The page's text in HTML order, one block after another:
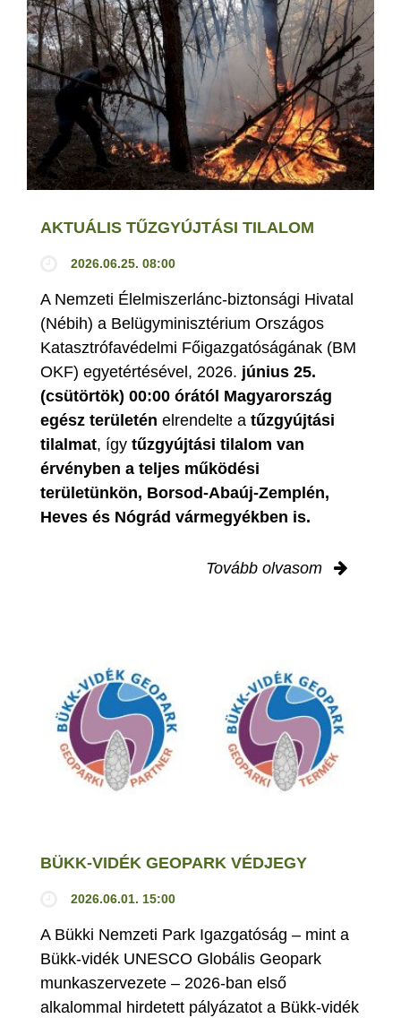
AKTUÁLIS TŰZGYÚJTÁSI TILALOM
2026.06.25. 08:00
A Nemzeti Élelmiszerlánc-biztonsági Hivatal
(Nébih) a Belügyminisztérium Országos
Katasztrófavédelmi Főigazgatóságának (BM
OKF) egyetértésével, 2026. június 25.
(csütörtök) 00:00 órától Magyarország
egész területén elrendelte a tűzgyújtási
tilalmat, így tűzgyújtási tilalom van
érvényben a teljes működési
területünkön, Borsod-Abaúj-Zemplén,
Heves és Nógrád vármegyékben is.
Tovább olvasom
BÜKK-VIDÉK GEOPARK VÉDJEGY
2026.06.01. 15:00
A Bükki Nemzeti Park Igazgatóság – mint a
Bükk-vidék UNESCO Globális Geopark
munkaszervezete – 2026-ban első
alkalommal hirdetett pályázatot a Bükk-vidék